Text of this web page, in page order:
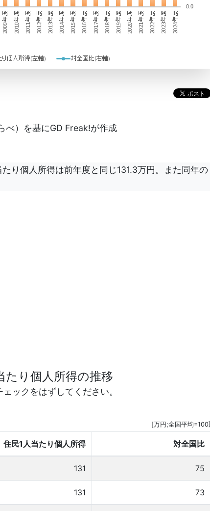
べ）を基にGD Freak!が作成
り個人所得は前年度と同じ131.3万円。また同年の
たり個人所得の推移
ックをはずしてください。
[万円;全国平均=100]
住民1人当たり個人所得 対全国比
131 75
131 73